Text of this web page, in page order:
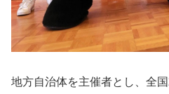
地方自治体を主催者とし、全国